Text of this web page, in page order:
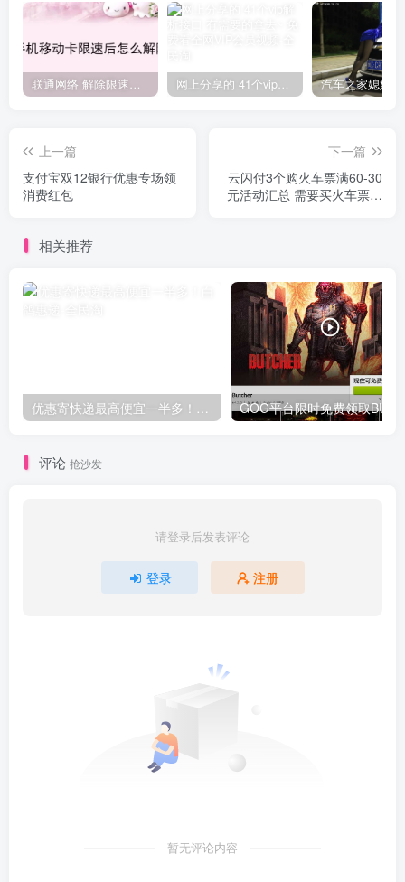
联通网络 解除限速方法参考！畅享、畅玩、老白干等及其它地区自测了 网上分享的 41个vip解析接口 有需要的拿去~ 免费看全网VIP会员视频
上一篇
支付宝双12银行优惠专场领
消费红包
下一篇
云闪付3个购火车票满60-30
元活动汇总 需要买火车票的
相关推荐
评论 抢沙发
请登录后发表评论
登录 注册
暂无评论内容